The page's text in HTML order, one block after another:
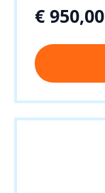
€ 950,00
Dit
product
heeft
meerdere
variaties.